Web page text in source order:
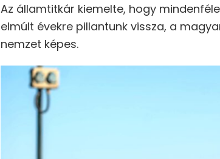
Az államtitkár kiemelte, hogy
elmúlt évekre pillantunk vissza, a
nemzet képes.